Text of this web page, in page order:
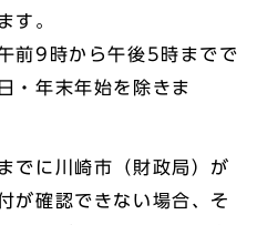
す。
9時から午後5時までで
・年末年始を除きま
でに川崎市（財政局）が
が確認できない場合、そ